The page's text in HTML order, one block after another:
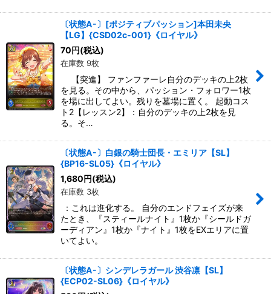
〔状態A-〕[ポジティブパッション]本田未央
【LG】{CSD02c-001}《ロイヤル》
70円(税込)
在庫数 9枚
【突進】 ファンファーレ自分のデッキの上2枚
を見る。その中から、パッション・フォロワー1枚
を場に出してよい。残りを墓場に置く。 起動コス
ト2【レッスン2】：自分のデッキの上2枚を見
る。そ…
〔状態A-〕白銀の騎士団長・エミリア【SL】
{BP16-SL05}《ロイヤル》
1,680円(税込)
在庫数 3枚
：これは進化する。 自分のエンドフェイズが来
たとき、『スティールナイト』1枚か『シールドガ
ーディアン』1枚か『ナイト』1枚をEXエリアに置
いてよい。
〔状態A-〕シンデレラガール 渋谷凛【SL】
{ECP02-SL06}《ロイヤル》